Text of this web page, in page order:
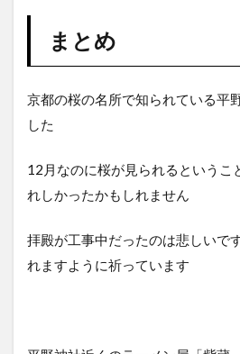
まとめ
京都の桜の名所で知られている平
した
12月なのに桜が見られるというこ
れしかったかもしれません
拝殿が工事中だったのは悲しいで
れますように祈っています